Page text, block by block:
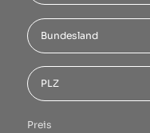
Bundesland
PLZ
Preis